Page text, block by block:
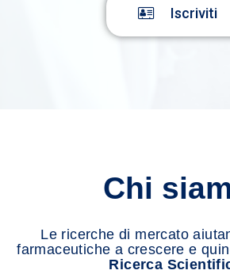
Iscriviti
Chi
Le ricerche di mercato
farmaceutiche a crescere e
Ricerca